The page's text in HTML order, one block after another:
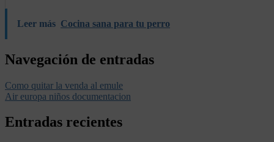
Leer más Cocina sana para tu perro
Navegación de entradas
Como quitar la venda al emule
Air europa niños documentacion
Entradas recientes